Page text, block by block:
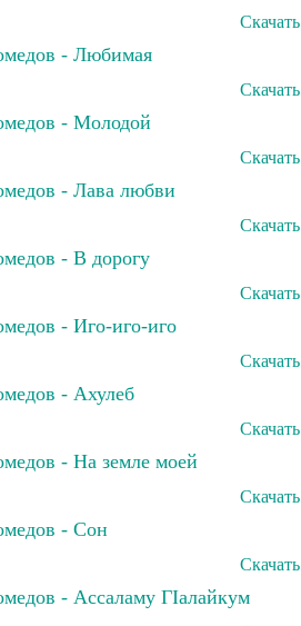
Скачать
- Любимая
Скачать
- Молодой
Скачать
- Лава любви
Скачать
- В дорогу
Скачать
- Иго-иго-иго
Скачать
- Ахулеб
Скачать
- На земле моей
Скачать
- Сон
Скачать
- Ассаламу ГIалайкум